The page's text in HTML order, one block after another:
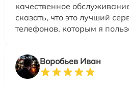
качественное
сказать, что это лучший
телефонов, которым я
Воробьев Иван